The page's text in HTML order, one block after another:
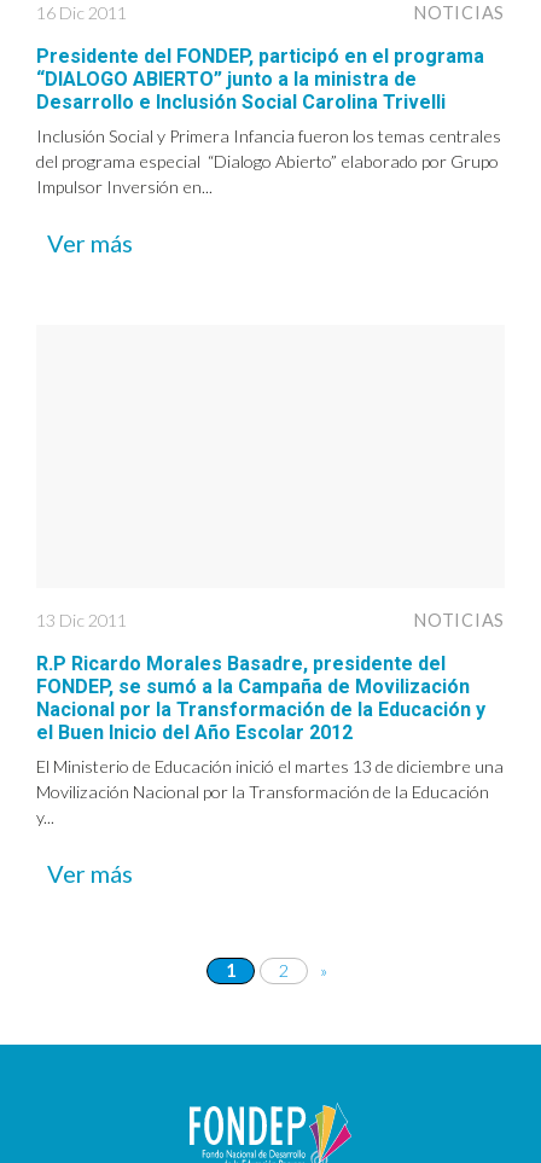
16 Dic 2011 NOTICIAS
Presidente del FONDEP, participó en el programa
“DIALOGO ABIERTO” junto a la ministra de
Desarrollo e Inclusión Social Carolina Trivelli
Inclusión Social y Primera Infancia fueron los temas centrales
del programa especial “Dialogo Abierto” elaborado por Grupo
Impulsor Inversión en...
Ver más
13 Dic 2011 NOTICIAS
R.P Ricardo Morales Basadre, presidente del
FONDEP, se sumó a la Campaña de Movilización
Nacional por la Transformación de la Educación y
el Buen Inicio del Año Escolar 2012
El Ministerio de Educación inició el martes 13 de diciembre una
Movilización Nacional por la Transformación de la Educación
y...
Ver más
1 2 »